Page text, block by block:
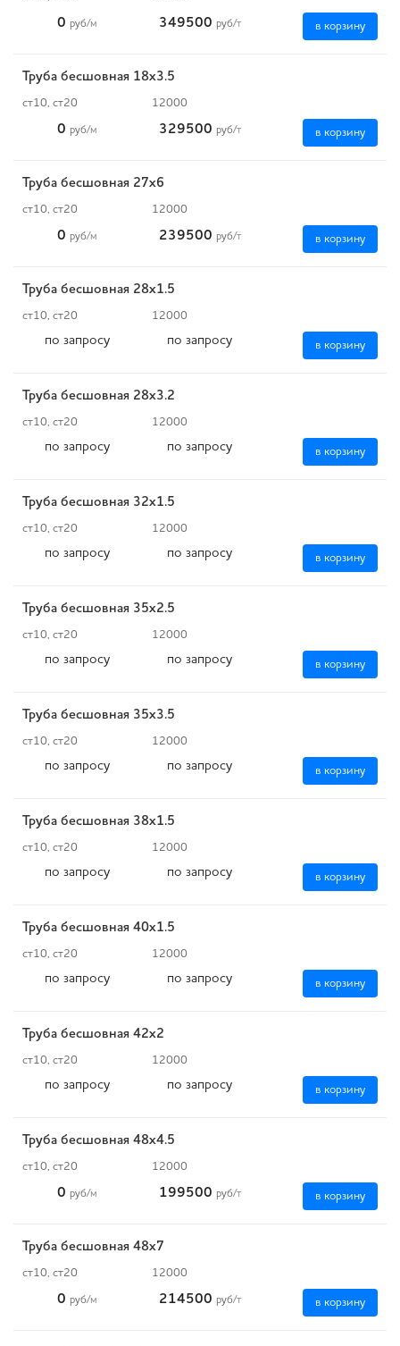
0 руб/м 349500 руб/т в корзину
Труба бесшовная 18х3.5
ст10, ст20 12000
0 руб/м 329500 руб/т в корзину
Труба бесшовная 27х6
ст10, ст20 12000
0 руб/м 239500 руб/т в корзину
Труба бесшовная 28х1.5
ст10, ст20 12000
по запросу по запросу в корзину
Труба бесшовная 28х3.2
ст10, ст20 12000
по запросу по запросу в корзину
Труба бесшовная 32х1.5
ст10, ст20 12000
по запросу по запросу в корзину
Труба бесшовная 35х2.5
ст10, ст20 12000
по запросу по запросу в корзину
Труба бесшовная 35х3.5
ст10, ст20 12000
по запросу по запросу в корзину
Труба бесшовная 38х1.5
ст10, ст20 12000
по запросу по запросу в корзину
Труба бесшовная 40х1.5
ст10, ст20 12000
по запросу по запросу в корзину
Труба бесшовная 42х2
ст10, ст20 12000
по запросу по запросу в корзину
Труба бесшовная 48х4.5
ст10, ст20 12000
0 руб/м 199500 руб/т в корзину
Труба бесшовная 48х7
ст10, ст20 12000
0 руб/м 214500 руб/т в корзину